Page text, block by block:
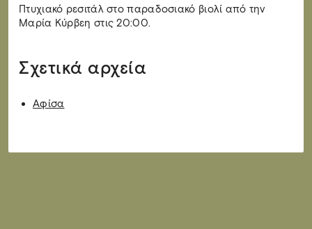
Πτυχιακό ρεσιτάλ στο παραδοσιακό βιολί από την
Μαρία Κύρβεη στις 20:00.
Σχετικά αρχεία
Αφίσα